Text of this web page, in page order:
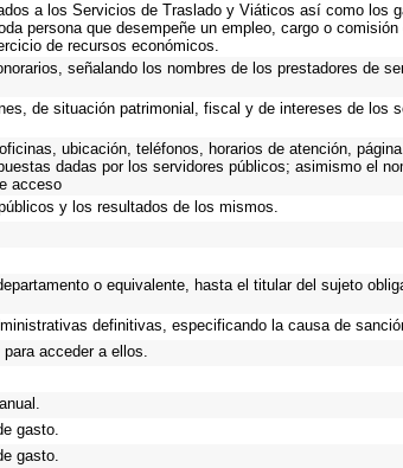
a los Servicios de Traslado y Viáticos así como los
persona que desempeñe un empleo, cargo o
de recursos económicos.
señalando los nombres de los prestadores de
de situación patrimonial, fiscal y de intereses de los
ubicación, teléfonos, horarios de atención,
dadas por los servidores públicos; asimismo el
acceso
y los resultados de los mismos.
o equivalente, hasta el titular del sujeto
definitivas, especificando la causa de
acceder a ellos.
gasto.
gasto.